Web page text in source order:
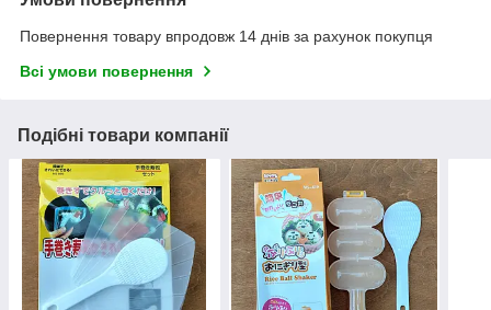
Повернення товару впродовж 14 днів за рахунок покупця
Всі умови повернення
Подібні товари компанії